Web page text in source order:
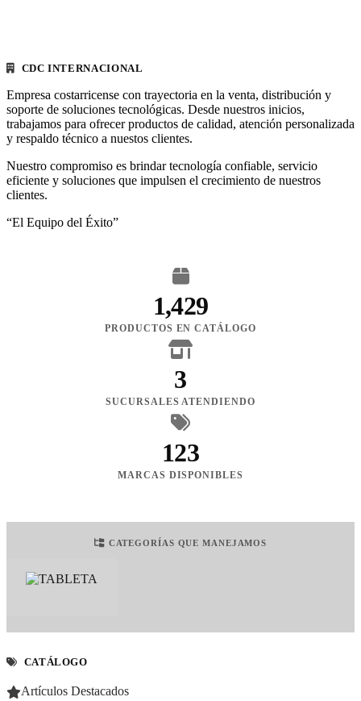
CDC INTERNACIONAL
Empresa costarricense con trayectoria en la venta, distribución y
soporte de soluciones tecnológicas. Desde nuestros inicios,
trabajamos para ofrecer productos de calidad, atención personalizada
y respaldo técnico a nuestos clientes.
Nuestro compromiso es brindar tecnología confiable, servicio
eficiente y soluciones que impulsen el crecimiento de nuestros
clientes.
“El Equipo del Éxito”
1,429
PRODUCTOS EN CATÁLOGO
3
SUCURSALES ATENDIENDO
123
MARCAS DISPONIBLES
CATEGORÍAS QUE MANEJAMOS
CATÁLOGO
Artículos Destacados